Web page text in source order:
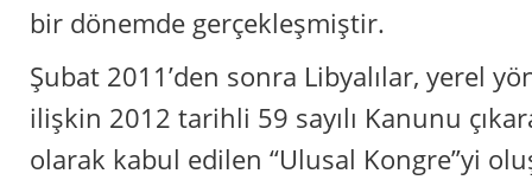
bir dönemde gerçekleşmiştir.
Şubat 2011’den sonra Libyalılar, yerel
ilişkin 2012 tarihli 59 sayılı Kanunu
olarak kabul edilen “Ulusal Kongre”yi